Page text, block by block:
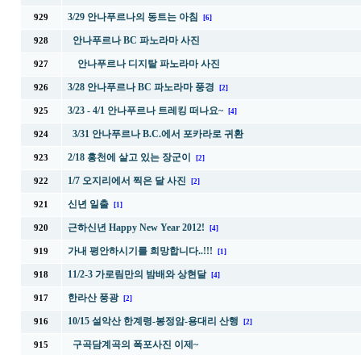
929 3/29 안나푸르나의 동트는 아침 [6]
928 안나푸르나 BC 파노라마 사진
927 안나푸르나 디지탈 파노라마 사진
926 3/28 안나푸르나 BC 파노라마 풍경 [2]
925 3/23 - 4/1 안나푸르나 트레킹 떠나요~ [4]
924 3/31 안나푸르나 B.C.에서 포카라로 귀환
923 2/18 홍천에 살고 있는 장군이 [2]
922 1/7 오지리에서 찍은 달 사진 [2]
921 신년 일출 [1]
920 근하신년 Happy New Year 2012! [4]
919 가내 평안하시기를 희망합니다..!!! [1]
918 11/2-3 가로림만의 밤배와 상현달 [4]
917 한라산 풍광 [2]
916 10/15 설악산 한계령-봉정암-용대리 산행 [2]
915 구곡담계곡의 폭포사진 이제~